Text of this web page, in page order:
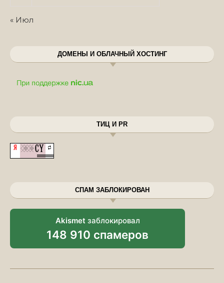
« Июл
ДОМЕНЫ И ОБЛАЧНЫЙ ХОСТИНГ
ТИЦ И PR
СПАМ ЗАБЛОКИРОВАН
Akismet заблокировал
148 910 спамеров